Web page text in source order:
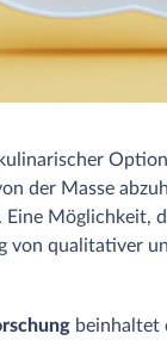
der Masse
Eine Möglichkeit,
von qualitativer
beinhaltet